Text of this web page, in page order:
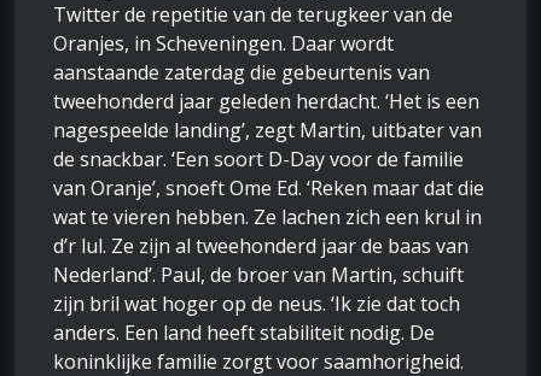
Twitter de repetitie van de terugkeer van de
Oranjes, in Scheveningen. Daar wordt
aanstaande zaterdag die gebeurtenis van
tweehonderd jaar geleden herdacht. ‘Het is een
nagespeelde landing’, zegt Martin, uitbater van
de snackbar. ‘Een soort D-Day voor de familie
van Oranje’, snoeft Ome Ed. ‘Reken maar dat die
wat te vieren hebben. Ze lachen zich een krul in
d’r lul. Ze zijn al tweehonderd jaar de baas van
Nederland’. Paul, de broer van Martin, schuift
zijn bril wat hoger op de neus. ‘Ik zie dat toch
anders. Een land heeft stabiliteit nodig. De
koninklijke familie zorgt voor saamhorigheid.